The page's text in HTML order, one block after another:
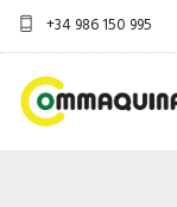
+34 986 150 995